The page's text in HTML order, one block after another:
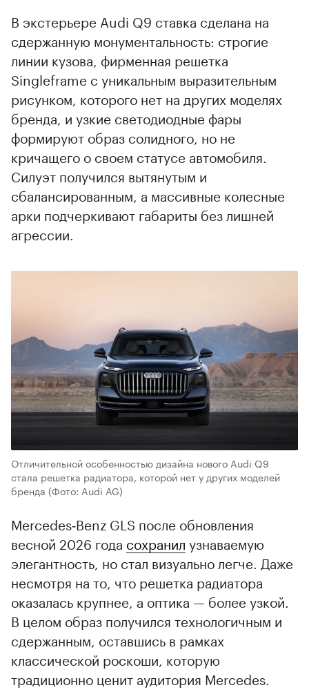
00:00 00:00
В экстерьере Audi Q9 ставка сделана на
сдержанную монументальность: строгие
линии кузова, фирменная решетка
Singleframe с уникальным выразительным
рисунком, которого нет на других моделях
бренда, и узкие светодиодные фары
формируют образ солидного, но не
кричащего о своем статусе автомобиля.
Силуэт получился вытянутым и
сбалансированным, а массивные колесные
арки подчеркивают габариты без лишней
агрессии.
Отличительной особенностью дизайна нового Audi Q9
стала решетка радиатора, которой нет у других моделей
бренда (Фото: Audi AG)
Mercedes‑Benz GLS после обновления
весной 2026 года сохранил узнаваемую
элегантность, но стал визуально легче. Даже
несмотря на то, что решетка радиатора
оказалась крупнее, а оптика — более узкой.
В целом образ получился технологичным и
сдержанным, оставшись в рамках
классической роскоши, которую
традиционно ценит аудитория Mercedes.